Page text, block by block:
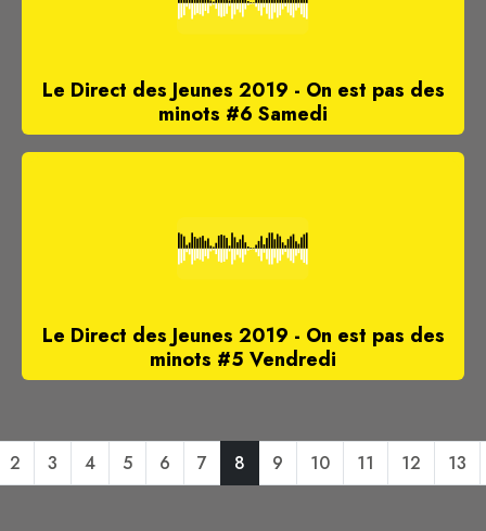
Le Direct des Jeunes 2019 - On est pas des
minots #6 Samedi
Le Direct des Jeunes 2019 - On est pas des
minots #5 Vendredi
2 3 4 5 6 7 8 9 10 11 12 13